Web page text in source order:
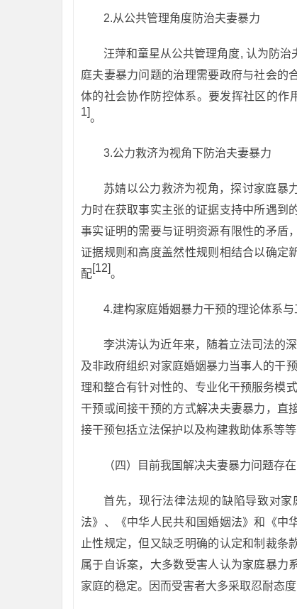
2.从公共管理角度防治夫妻暴力
汪萍和童星从公共管理角度, 认为防
庭夫妻暴力问题的治理需要政府与社会的
体的社会协作防控体系。要发挥社区的作
1]。
3.公力救济为视角下防治夫妻暴力
苏婧以公力救济为视角，探讨家庭暴
力时在获取事实主张的证据支持中所遇到
事实证明的需要与证明资源有限性的矛盾
证据规则和高度盖然性规则相结合以确定
配[12]。
4.建构家庭婚姻暴力干预的理论体系
李洪涛认为近年来，随着立法司法的
及非政府组织对家庭婚姻暴力当事人的干
理和整合有针对性的、专业化干预服务模
干预或间接干预的方式解决夫妻暴力，直
接干预包括立法保护以及构建救助体系等等
（四）目前我国解决夫妻暴力问题存
首先，现行法律法规的缺陷导致对
法》、《中华人民共和国婚姻法》和《中
止性规定，但又缺乏明确的认定和制裁条
属于自诉案，大多数受害人认为家庭暴力
家庭的稳定。因而受害者大多采取忍耐态